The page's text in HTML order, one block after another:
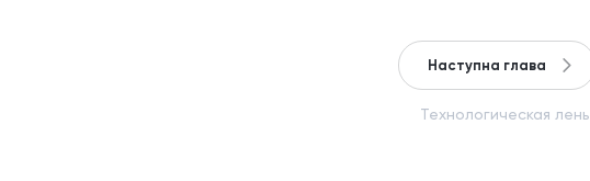
Наступна глава
Технологическая лень